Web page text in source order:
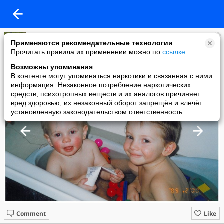
Применяются рекомендательные технологии
Прочитать правила их применении можно по ссылке
Возможны упоминания
В контенте могут упоминаться наркотики и связанная с ними
информация. Незаконное потребление наркотических
средств, психотропных веществ и их аналогов причиняет
вред здоровью, их незаконный оборот запрещён и влечёт
установленную законодательством ответственность
Leonov
added a photo
26 Jul в 14:56
Like
Comment